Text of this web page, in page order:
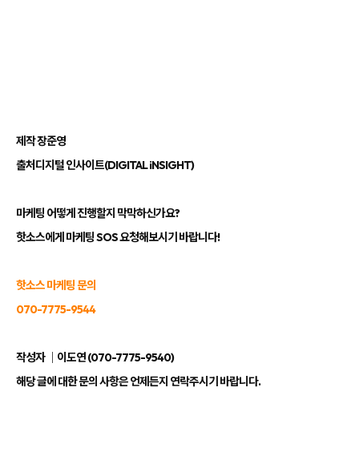
제작 장준영
출처 디지털 인사이트(DIGITAL iNSIGHT)
마케팅 어떻게 진행할지 막막하신가요?
핫소스에게 마케팅 SOS 요청해보시기 바랍니다!
핫소스 마케팅 문의
070-7775-9544
작성자 ｜이도연 (070-7775-9540)
해당 글에 대한 문의 사항은 언제든지 연락주시기 바랍니다.